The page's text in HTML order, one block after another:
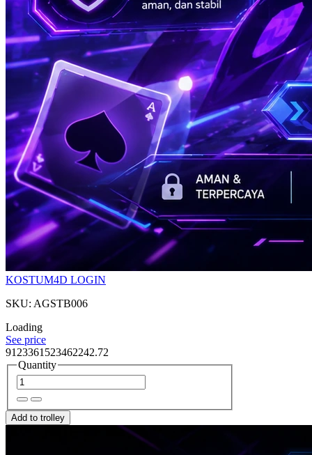
KOSTUM4D LOGIN
SKU: AGSTB006
Loading
See price
9123361523462242.72
Quantity
Add to trolley